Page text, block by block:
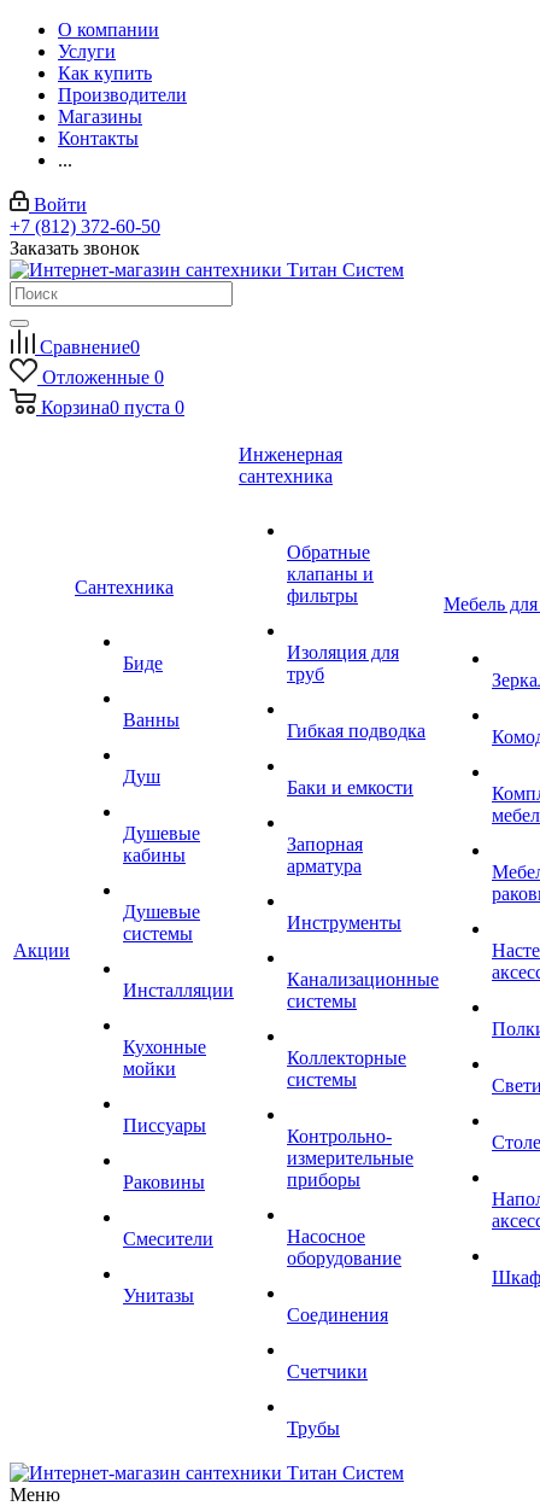
О компании
Услуги
Как купить
Производители
Магазины
Контакты
...
Войти
+7 (812) 372-60-50
Заказать звонок
Сравнение0
Отложенные 0
Корзина0 пуста 0
Акции
Сантехника
Биде
Ванны
Душ
Душевые
кабины
Душевые
системы
Инсталляции
Кухонные
мойки
Писсуары
Раковины
Смесители
Унитазы
Инженерная
сантехника
Обратные
клапаны и
фильтры
Изоляция для
труб
Гибкая подводка
Баки и емкости
Запорная
арматура
Инструменты
Канализационные
системы
Коллекторные
системы
Контрольно-
измерительные
приборы
Насосное
оборудование
Соединения
Счетчики
Трубы
Мебель
Меню